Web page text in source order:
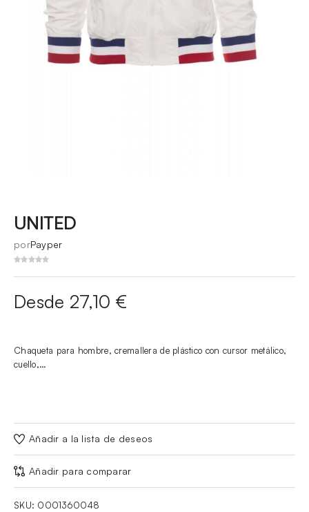
UNITED
porPayper
Desde 27,10 €
Chaqueta para hombre, cremallera de plástico con cursor metálico,
cuello,…
Añadir a la lista de deseos
Añadir para comparar
SKU: 0001360048